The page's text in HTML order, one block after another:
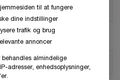
til at fungere
dine indstillinger
trafik og brug
annoncer
almindelige
adresser, enhedsoplysninger,